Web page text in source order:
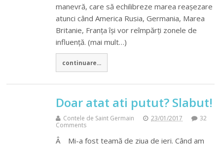
manevră, care să echilibreze marea reașezare
atunci când America Rusia, Germania, Marea
Britanie, Franța își vor reîmpărți zonele de
influență. (mai mult…)
continuare...
Doar atat ati putut? Slabut!
Contele de Saint Germain 23/01/2017
32
Comments
Â Mi-a fost teamă de ziua de ieri. Când am